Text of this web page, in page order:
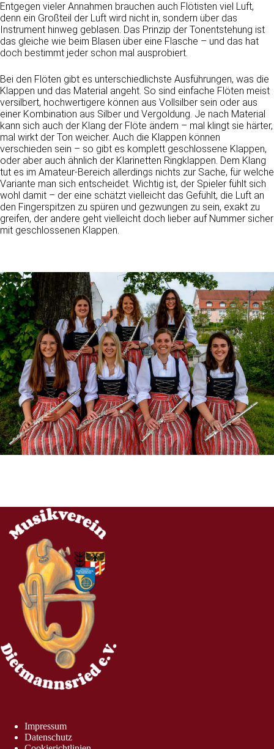
Entgegen vieler Annahmen brauchen auch Flötisten viel Luft,
denn ein Großteil der Luft wird nicht in, sondern über das
Instrument hinweg geblasen. Das Prinzip der Tonentstehung ist
das gleiche wie beim Blasen über eine Flasche – und das hat
doch bestimmt jeder schon mal ausprobiert.
Bei den Flöten gibt es unterschiedlichste Ausführungen, was die
Klappen und das Material angeht. So sind einfache Flöten meist
versilbert, hochwertigere können aus Vollsilber sein oder aus
einer Kombination aus Silber und Vergoldung. Je nach Material
kann sich auch der Klang der Flöte ändern – mal klingt sie härter,
mal wirkt der Ton weicher. Auch die Klappen können
verschieden sein – so gibt es komplett geschlossene Klappen,
oder aber auch ähnlich der Klarinetten Ringklappen. Dem Klang
tut es im Amateur-Bereich allerdings nichts zur Sache, für welche
Variante man sich entscheidet. Wichtig ist, der Spieler fühlt sich
wohl damit – der eine schätzt vielleicht das Gefühlt, die Luft an
den Fingerspitzen zu spüren und gezwungen zu sein, exakt zu
greifen, der andere geht vielleicht doch lieber auf Nummer sicher
mit geschlossenen Klappen.
Impressum
Datenschutz